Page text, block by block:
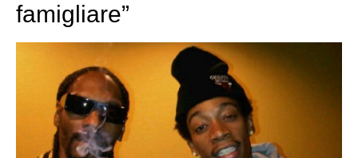
famigliare”